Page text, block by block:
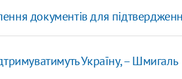
документів для
Україну, – Шмигаль